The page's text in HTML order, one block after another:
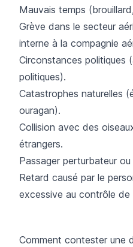
Mauvais temps
Grève dans le secteur
interne à la compagnie
Circonstances politiques
politiques).
Catastrophes naturelles
ouragan).
Collision avec des
étrangers.
Passager perturbateur ou
Retard causé par le
excessive au contrôle de
Comment contester une